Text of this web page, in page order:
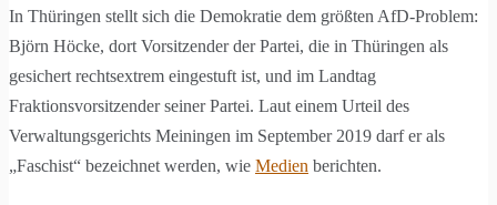
In Thüringen stellt sich die Demokratie dem größten AfD-Problem:
Björn Höcke, dort Vorsitzender der Partei, die in Thüringen als
gesichert rechtsextrem eingestuft ist, und im Landtag
Fraktionsvorsitzender seiner Partei. Laut einem Urteil des
Verwaltungsgerichts Meiningen im September 2019 darf er als
„Faschist“ bezeichnet werden, wie Medien berichten.